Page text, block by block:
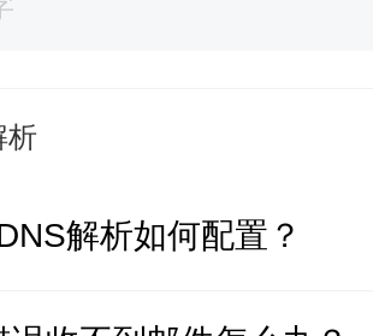
析
解析如何配置？